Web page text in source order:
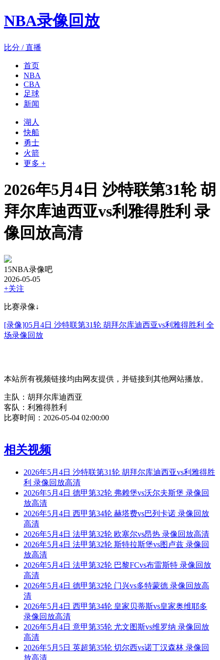
NBA录像回放
比分 / 直播
首页
NBA
CBA
足球
新闻
湖人
快船
勇士
火箭
更多 +
2026年5月4日 沙特联第31轮 胡
拜尔库迪西亚vs利雅得胜利 录
像回放高清
15NBA录像吧
2026-05-05
+关注
比赛录像↓
[录像]05月4日 沙特联第31轮 胡拜尔库迪西亚vs利雅得胜利 全
场录像回放
本站所有视频链接均由网友提供，并链接到其他网站播放。
主队：胡拜尔库迪西亚
客队：利雅得胜利
比赛时间：2026-05-04 02:00:00
相关视频
2026年5月4日 沙特联第31轮 胡拜尔库迪西亚vs利雅得胜
利 录像回放高清
2026年5月4日 德甲第32轮 弗赖堡vs沃尔夫斯堡 录像回
放高清
2026年5月4日 西甲第34轮 赫塔费vs巴列卡诺 录像回放
高清
2026年5月4日 法甲第32轮 欧塞尔vs昂热 录像回放高清
2026年5月4日 法甲第32轮 斯特拉斯堡vs图卢兹 录像回
放高清
2026年5月4日 法甲第32轮 巴黎FCvs布雷斯特 录像回放
高清
2026年5月4日 德甲第32轮 门兴vs多特蒙德 录像回放高
清
2026年5月4日 西甲第34轮 皇家贝蒂斯vs皇家奥维耶多
录像回放高清
2026年5月4日 意甲第35轮 尤文图斯vs维罗纳 录像回放
高清
2026年5月5日 英超第35轮 切尔西vs诺丁汉森林 录像回
放高清